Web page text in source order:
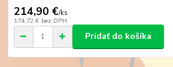
214,90 €/ks
174,72 € bez DPH
Pridať do košíka